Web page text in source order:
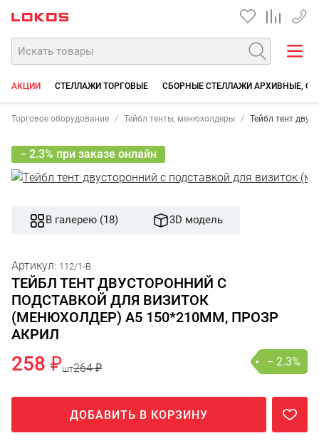
+7
АКЦИИ СТЕЛЛАЖИ ТОРГОВЫЕ СБОРНЫЕ СТЕЛЛАЖИ АРХИВНЫЕ,
Торговое оборудование Тейбл тенты, менюхолдеры Тейбл тент
− 2.3% при заказе онлайн
В галерею (18) 3D модель
Артикул: 112/1-В
ТЕЙБЛ ТЕНТ ДВУСТОРОННИЙ С
ПОДСТАВКОЙ ДЛЯ ВИЗИТОК
(МЕНЮХОЛДЕР) А5 150*210ММ, ПРОЗР
АКРИЛ
258 ₽шт264 ₽ − 2.3%
ДОБАВИТЬ В КОРЗИНУ